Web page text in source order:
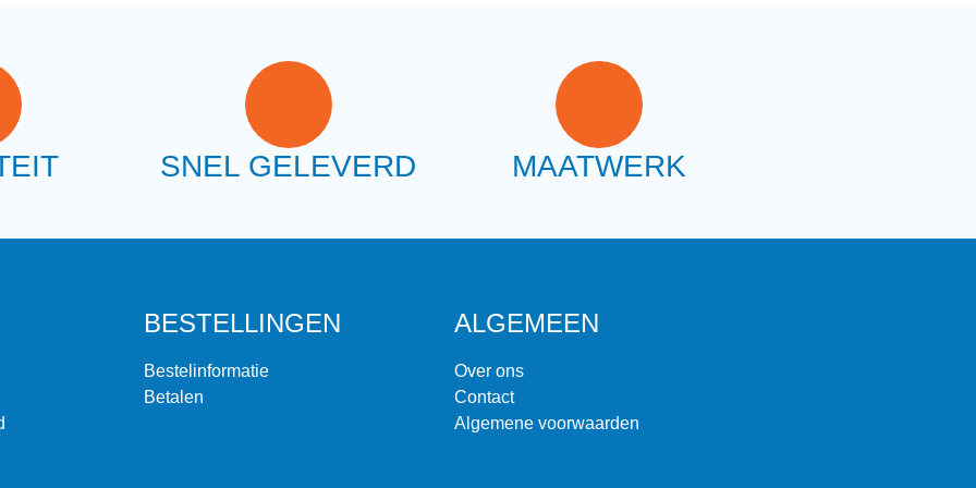
SNEL GELEVERD MAATWERK
BESTELLINGEN
Bestelinformatie
Betalen
ALGEMEEN
Over ons
Contact
Algemene voorwaarden